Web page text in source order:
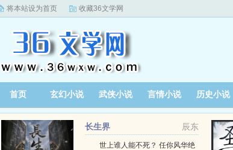
将本站设为首页 收藏36文学网
首页 玄幻小说 武侠小说 言情小说 历史小说
辰东
长生界
世上谁人能不死？ 任你风华绝